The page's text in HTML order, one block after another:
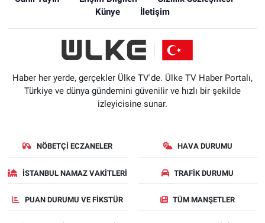
Künye
İletişim
Haber her yerde, gerçekler Ülke TV'de. Ülke TV Haber Portalı,
Türkiye ve dünya gündemini güvenilir ve hızlı bir şekilde
izleyicisine sunar.
NÖBETÇI ECZANELER HAVA DURUMU
İSTANBUL NAMAZ VAKITLERI TRAFIK DURUMU
PUAN DURUMU VE FIKSTÜR TÜM MANŞETLER